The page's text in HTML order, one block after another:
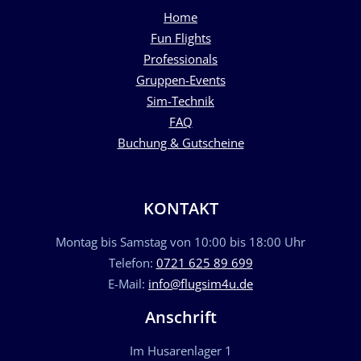
Home
Fun Flights
Professionals
Gruppen-Events
Sim-Technik
FAQ
Buchung & Gutscheine
KONTAKT
Montag bis Samstag von 10:00 bis 18:00 Uhr
Telefon: 0721 625 89 699
E-Mail: info@flugsim4u.de
Anschrift
Im Husarenlager 1